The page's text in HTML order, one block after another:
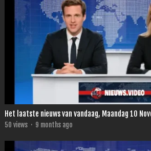
Het laatste nieuws van vandaag, Maandag 10
50 views · 9 months ago